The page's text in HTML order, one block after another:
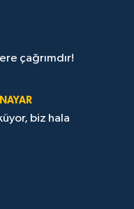
çağrımdır!
biz hala